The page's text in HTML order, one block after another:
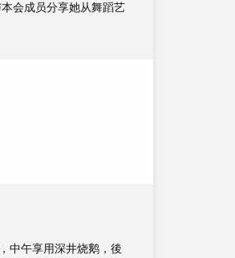
会成员分享她从舞蹈艺
中午享用深井烧鹅，後